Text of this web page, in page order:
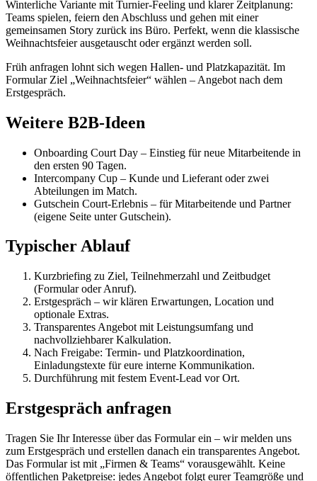
Winterliche Variante mit Turnier-Feeling und klarer Zeitplanung:
Teams spielen, feiern den Abschluss und gehen mit einer
gemeinsamen Story zurück ins Büro. Perfekt, wenn die klassische
Weihnachtsfeier ausgetauscht oder ergänzt werden soll.
Früh anfragen lohnt sich wegen Hallen- und Platzkapazität. Im
Formular Ziel „Weihnachtsfeier“ wählen – Angebot nach dem
Erstgespräch.
Weitere B2B-Ideen
Onboarding Court Day – Einstieg für neue Mitarbeitende in
den ersten 90 Tagen.
Intercompany Cup – Kunde und Lieferant oder zwei
Abteilungen im Match.
Gutschein Court-Erlebnis – für Mitarbeitende und Partner
(eigene Seite unter Gutschein).
Typischer Ablauf
Kurzbriefing zu Ziel, Teilnehmerzahl und Zeitbudget
(Formular oder Anruf).
Erstgespräch – wir klären Erwartungen, Location und
optionale Extras.
Transparentes Angebot mit Leistungsumfang und
nachvollziehbarer Kalkulation.
Nach Freigabe: Termin- und Platzkoordination,
Einladungstexte für eure interne Kommunikation.
Durchführung mit festem Event-Lead vor Ort.
Erstgespräch anfragen
Tragen Sie Ihr Interesse über das Formular ein – wir melden uns
zum Erstgespräch und erstellen danach ein transparentes Angebot.
Das Formular ist mit „Firmen & Teams“ vorausgewählt. Keine
öffentlichen Paketpreise: jedes Angebot folgt eurer Teamgröße und